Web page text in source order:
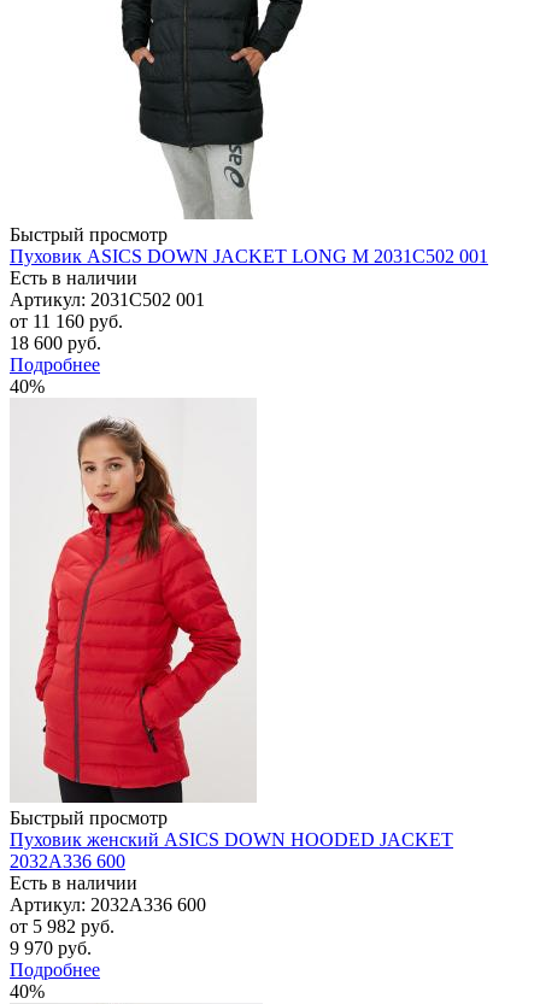
Быстрый просмотр
Пуховик ASICS DOWN JACKET LONG M 2031C502 001
Есть в наличии
Артикул: 2031C502 001
от 11 160 руб.
18 600 руб.
Подробнее
40%
Быстрый просмотр
Пуховик женский ASICS DOWN HOODED JACKET
2032A336 600
Есть в наличии
Артикул: 2032A336 600
от 5 982 руб.
9 970 руб.
Подробнее
40%